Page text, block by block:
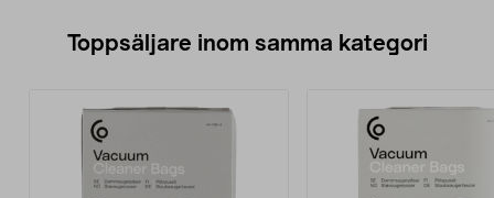
Toppsäljare inom samma kategori